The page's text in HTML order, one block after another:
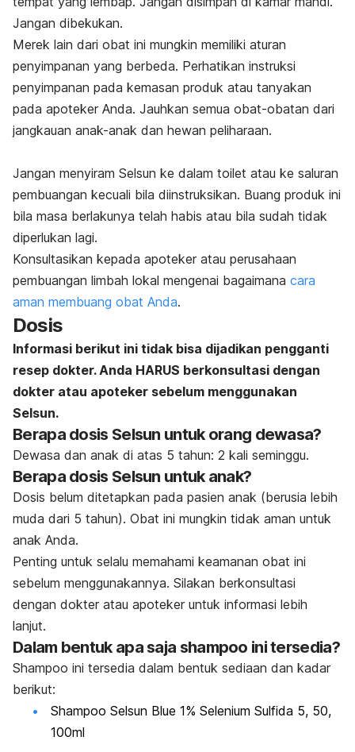
Jangan dibekukan.
Merek lain dari obat ini mungkin memiliki aturan
penyimpanan yang berbeda. Perhatikan instruksi
penyimpanan pada kemasan produk atau tanyakan
pada apoteker Anda. Jauhkan semua obat-obatan dari
jangkauan anak-anak dan hewan peliharaan.
Jangan menyiram Selsun ke dalam toilet atau ke saluran
pembuangan kecuali bila diinstruksikan. Buang produk ini
bila masa berlakunya telah habis atau bila sudah tidak
diperlukan lagi.
Konsultasikan kepada apoteker atau perusahaan
pembuangan limbah lokal mengenai bagaimana cara
aman membuang obat Anda.
Dosis
Informasi berikut ini tidak bisa dijadikan pengganti
resep dokter. Anda HARUS berkonsultasi dengan
dokter atau apoteker sebelum menggunakan
Selsun.
Berapa dosis Selsun untuk orang dewasa?
Dewasa dan anak di atas 5 tahun: 2 kali seminggu.
Berapa dosis Selsun untuk anak?
Dosis belum ditetapkan pada pasien anak (berusia lebih
muda dari 5 tahun). Obat ini mungkin tidak aman untuk
anak Anda.
Penting untuk selalu memahami keamanan obat ini
sebelum menggunakannya. Silakan berkonsultasi
dengan dokter atau apoteker untuk informasi lebih
lanjut.
Dalam bentuk apa saja shampoo ini tersedia?
Shampoo ini tersedia dalam bentuk sediaan dan kadar
berikut:
Shampoo Selsun Blue 1% Selenium Sulfida 5, 50,
100ml